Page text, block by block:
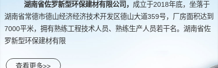
湖南省佐罗新型环保建材有限公司， 成立于2018年底，坐落于
湖南省常德市德山经济经济技术开发区德山大道359号，厂房面积达到
7000平米，拥有熟练工程技术人员、熟练生产人员若干名。湖南省佐
罗新型环保建材有限
查看更多>>